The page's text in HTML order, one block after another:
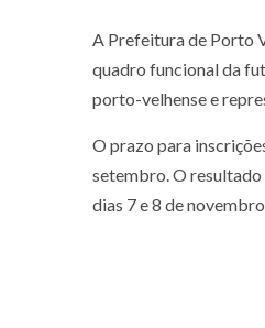
A Prefeitura de Porto
quadro funcional da
porto-velhense e
O prazo para
setembro. O
dias 7 e 8 de